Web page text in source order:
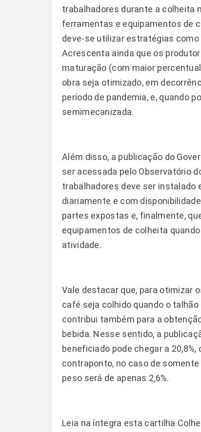
trabalhadores durante a colheita
ferramentas e equipamentos de
deve-se utilizar estratégias
Acrescenta ainda que os
maturação (com maior
obra seja otimizado, em
período de pandemia, e, quando
semimecanizada.
Além disso, a publicação do
ser acessada pelo Observatório
trabalhadores deve ser instalado
diariamente e com
partes expostas e, finalmente,
equipamentos de colheita
atividade.
Vale destacar que, para otimizar
café seja colhido quando o
contribui também para a
bebida. Nesse sentido, a
beneficiado pode chegar a
contraponto, no caso de
peso será de apenas 2,6%.
Leia na íntegra esta cartilha